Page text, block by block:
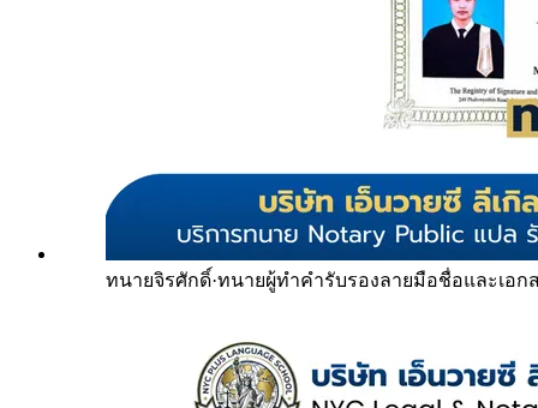
ทนายจิรศักดิ์·ทนายผู้ทำคำรับรองลายมือชื่อและเอก